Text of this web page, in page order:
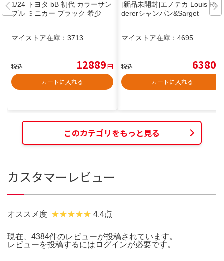
1/24 トヨタ bB 初代 カラーサン
プル ミニカー ブラック 希少
マイストア在庫： 3713
税込 12889円
カートに入れる
[新品未開封]エノテカ Louis Roe
dererシャンパン&Sarget
マイストア在庫： 4695
税込 6380
カートに入れる
このカテゴリをもっと見る
カスタマーレビュー
オススメ度 4.4点
現在、4384件のレビューが投稿されています。
レビューを投稿するには ログインが必要です。